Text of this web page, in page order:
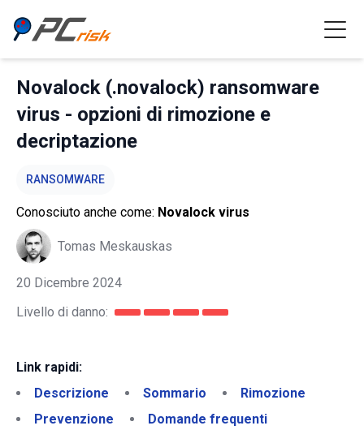
Novalock (.novalock) ransomware
virus - opzioni di rimozione e
decriptazione
RANSOMWARE
Conosciuto anche come: Novalock virus
Tomas Meskauskas
20 Dicembre 2024
Livello di danno:
Link rapidi:
Descrizione
Sommario
Rimozione
Prevenzione
Domande frequenti